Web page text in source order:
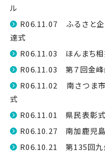
ル
R06.11.07 ふるさと
達式
R06.11.03 ほんまち
R06.11.03 第７回金峰
R06.11.02 南さつま
式
R06.11.01 県民表彰式
R06.10.27 南加鹿児
R06.10.21 第135回九